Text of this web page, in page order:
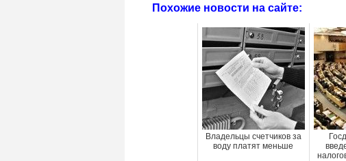
Похожие новости на сайте:
Владельцы счетчиков за
воду платят меньше